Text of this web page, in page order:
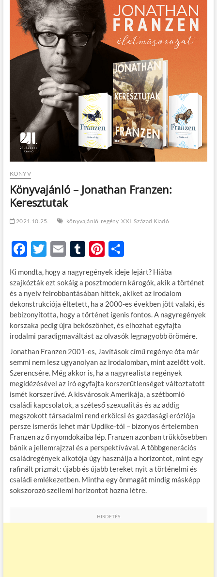
o
n
KÖNYV
Könyvajánló – Jonathan Franzen:
Keresztutak
2021.10.25. könyvajánló regény XXI. Század Kiadó
F
e
b
o
o
k
T
itt
er
E
ail
T
m
bl
r
Pi
er
es
t
O
za
m
e
g
Ki mondta, hogy a nagyregények ideje lejárt? Hiába
szajkózták ezt sokáig a posztmodern károgók, akik a történet
és a nyelv felrobbantásában hittek, akiket az irodalom
dekonstrukciója éltetett, ha a 2000-es években jött valaki, és
bebizonyította, hogy a történet igenis fontos. A nagyregények
korszaka pedig újra beköszönhet, és elhozhat egyfajta
irodalmi paradigmaváltást az olvasók legnagyobb örömére.
Jonathan Franzen 2001-es, Javítások című regénye óta már
semmi nem lesz ugyanolyan az irodalomban, mint azelőtt volt.
Szerencsére. Még akkor is, ha a nagyrealista regények
megidézésével az író egyfajta korszerűtlenséget változtatott
ismét korszerűvé. A kisvárosok Amerikája, a szétbomló
családi kapcsolatok, a széteső szexualitás és az addig
megszokott társadalmi rend erkölcsi és gazdasági eróziója
persze ismerős lehet már Updike-tól – bizonyos értelemben
Franzen az ő nyomdokaiba lép. Franzen azonban trükkösebben
bánik a jellemrajzzal és a perspektívával. A többgenerációs
családregények alkotója úgy használja a horizontot, mint egy
rafinált prizmát: újabb és újabb tereket nyit a történelmi és
családi emlékezetben. Mintha egy önmagát mindig másképp
sokszorozó szellemi horizontot hozna létre.
HIRDETÉS